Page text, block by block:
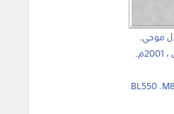
موحي.
، 2001م .
BL550